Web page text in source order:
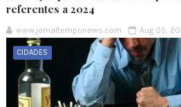
referentes a 2024
www.jornaltemponews.com Aug 05,
CIDADES